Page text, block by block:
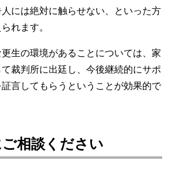
には絶対に触らせない、といった方
れます。
生の環境があることについては、家
裁判所に出廷し、今後継続的にサポ
言してもらうということが効果的で
相談ください